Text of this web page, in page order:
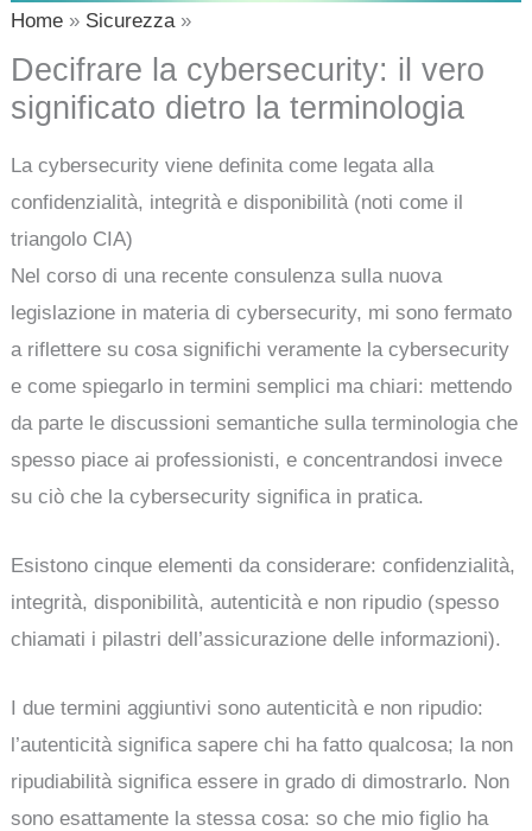
Home Sicurezza
Decifrare la cybersecurity: il vero
significato dietro la terminologia
La cybersecurity viene definita come legata alla
confidenzialità, integrità e disponibilità (noti come il
triangolo CIA)
Nel corso di una recente consulenza sulla nuova
legislazione in materia di cybersecurity, mi sono fermato
a riflettere su cosa significhi veramente la cybersecurity
e come spiegarlo in termini semplici ma chiari: mettendo
da parte le discussioni semantiche sulla terminologia che
spesso piace ai professionisti, e concentrandosi invece
su ciò che la cybersecurity significa in pratica.
Esistono cinque elementi da considerare: confidenzialità,
integrità, disponibilità, autenticità e non ripudio (spesso
chiamati i pilastri dell’assicurazione delle informazioni).
I due termini aggiuntivi sono autenticità e non ripudio:
l’autenticità significa sapere chi ha fatto qualcosa; la non
ripudiabilità significa essere in grado di dimostrarlo. Non
sono esattamente la stessa cosa: so che mio figlio ha